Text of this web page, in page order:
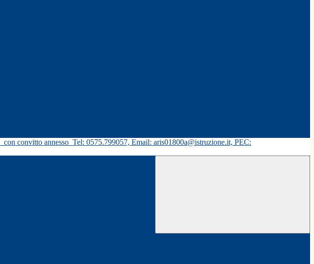
con convitto annesso Tel: 0575.799057, Email: aris01800a@istruzione.it, PEC: